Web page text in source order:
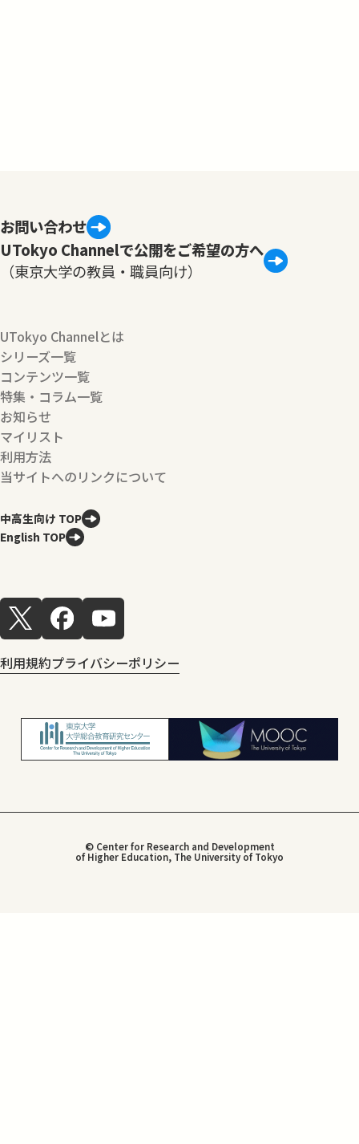
お問い合わせ
UTokyo Channelで公開をご希望の方へ
（東京大学の教員・職員向け）
UTokyo Channelとは
シリーズ一覧
コンテンツ一覧
特集・コラム一覧
お知らせ
マイリスト
利用方法
当サイトへのリンクについて
中高生向け TOP
English TOP
利用規約プライバシーポリシー
© Center for Research and Development
of Higher Education, The University of Tokyo